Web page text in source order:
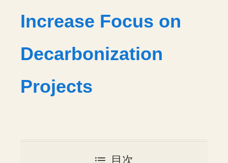
Increase Focus on
Decarbonization
Projects
目次